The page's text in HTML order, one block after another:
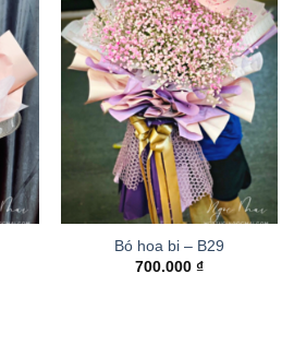
Bó hoa bi – B29
700.000 ₫